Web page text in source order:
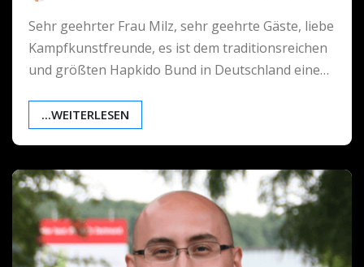
Sehr geehrter Frau Milz, sehr geehrte Gäste, liebe
Kampfkunstfreunde, es ist dem traditionsreichen
und größten Hapkido Bund in Deutschland eine…
...WEITERLESEN